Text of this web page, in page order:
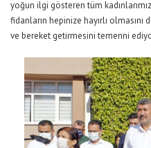
yoğun ilgi gösteren tüm
fidanların hepinize hayırlı
ve bereket getirmesini temenni